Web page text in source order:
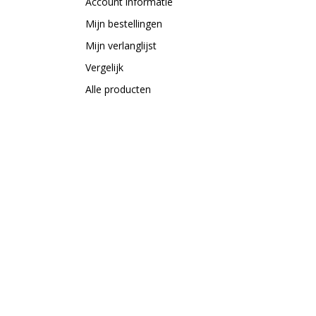
Mijn bestellingen
Mijn verlanglijst
Vergelijk
Alle producten